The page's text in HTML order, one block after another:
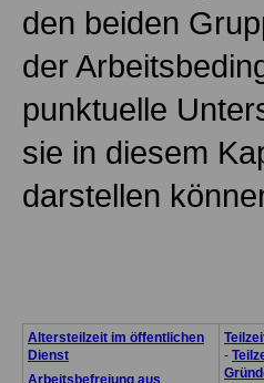
den beiden
der
punktuelle
sie in diesem
darstellen
Altersteilzeit im öffentlichen
Dienst
-